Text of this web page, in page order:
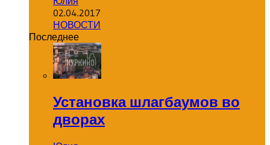
02.04.2017
НОВОСТИ
Последнее
Установка шлагбаумов во
дворах